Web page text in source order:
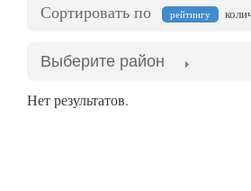
Сортировать по рейтингу
Выберите район
Нет результатов.